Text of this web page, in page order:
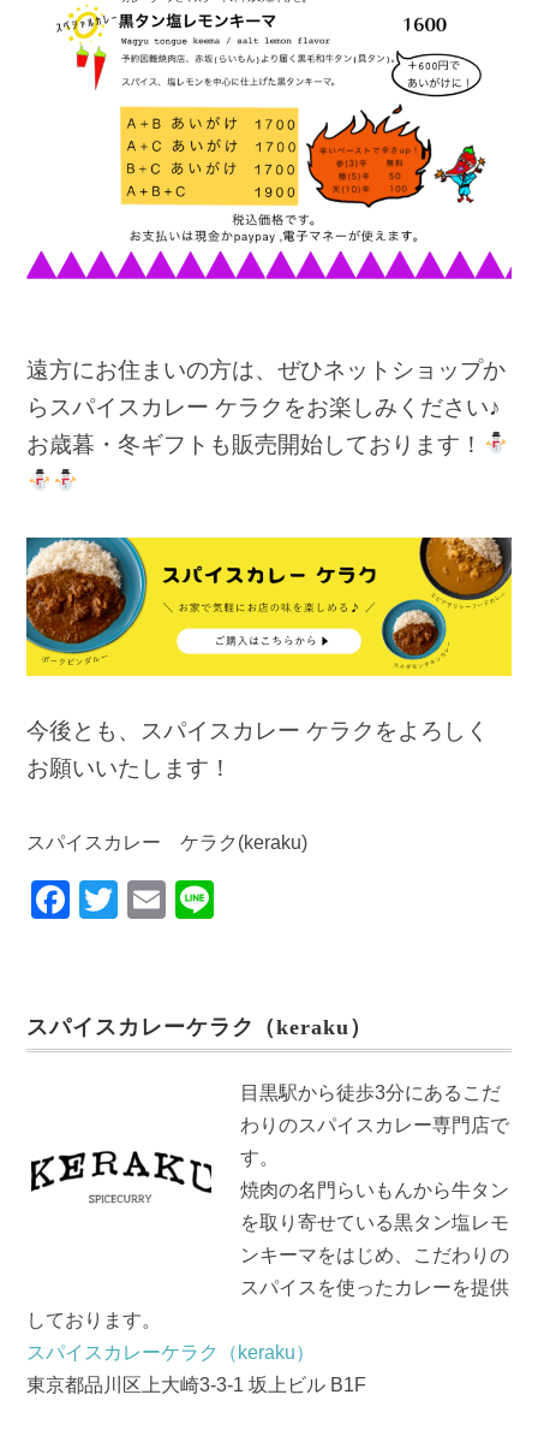
遠方にお住まいの方は、ぜひネットショップか
らスパイスカレー ケラクをお楽しみください♪
お歳暮・冬ギフトも販売開始しております！
今後とも、スパイスカレー ケラクをよろしく
お願いいたします！
スパイスカレー ケラク(keraku)
F
e
b
k
T
er
E
スパイスカレーケラク（keraku）
目黒駅から徒歩3分にあるこだ
わりのスパイスカレー専門店で
す。
焼肉の名門らいもんから牛タン
を取り寄せている黒タン塩レモ
ンキーマをはじめ、こだわりの
スパイスを使ったカレーを提供
しております。
スパイスカレーケラク（keraku）
東京都品川区上大崎3-3-1 坂上ビル B1F